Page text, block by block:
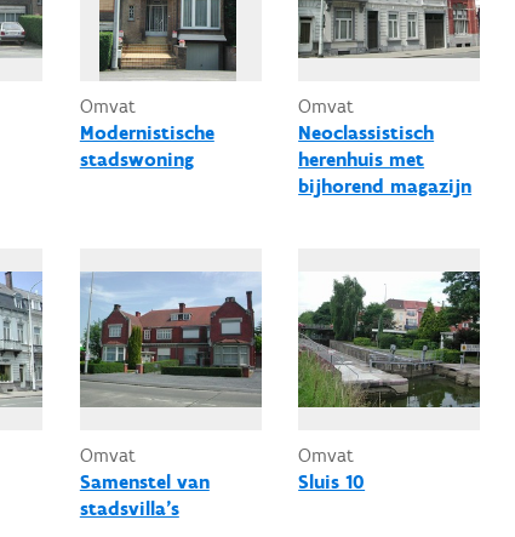
Omvat
Modernistische
stadswoning
Omvat
Neoclassistisch
herenhuis met
bijhorend magazijn
Omvat
Samenstel van
stadsvilla's
Omvat
Sluis 10